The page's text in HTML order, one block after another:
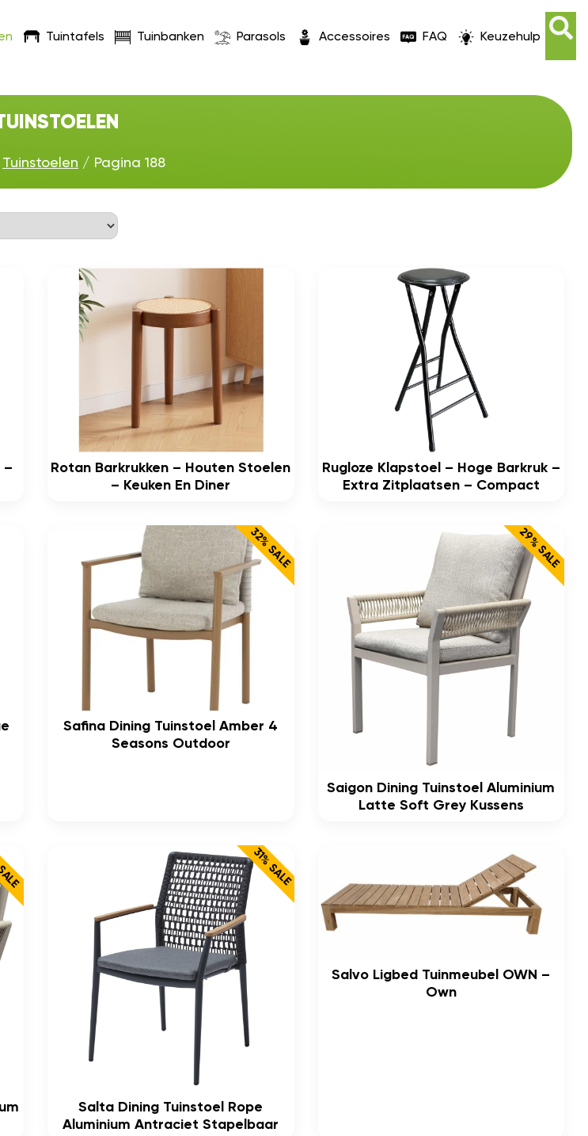
Tuintafels Tuinbanken Parasols Accessoires FAQ Keuzehulp
Tuinstoelen / Pagina 188
–
Rotan Barkrukken – Houten Stoelen
– Keuken En Diner
Rugloze Klapstoel – Hoge Barkruk –
Extra Zitplaatsen – Compact
32% SALE
Safina Dining Tuinstoel Amber 4
Seasons Outdoor
29% SALE
Saigon Dining Tuinstoel Aluminium
Latte Soft Grey Kussens
31% SALE
Salta Dining Tuinstoel Rope
Aluminium Antraciet Stapelbaar
Salvo Ligbed Tuinmeubel OWN –
Own